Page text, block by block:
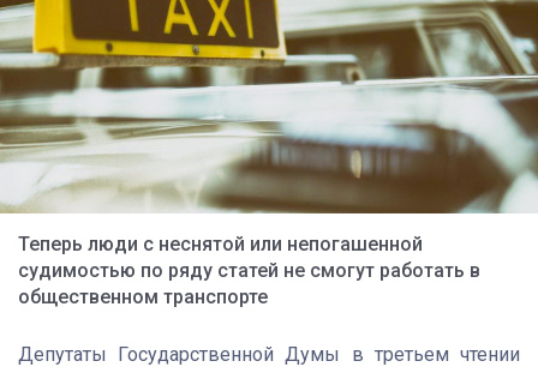
Теперь люди с неснятой или непогашенной
судимостью по ряду статей не смогут работать в
общественном транспорте
Депутаты Государственной Думы в третьем чтении